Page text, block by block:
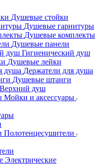
Душевые стойки
Душевые гарнитуры
Душевые комплекты
Душевые панели
Гигиенический душ
Душевые лейки
Держатели для душа
Душевые штанги
Верхний душ
Мойки и аксессуары
Полотенцесушители
Электрические